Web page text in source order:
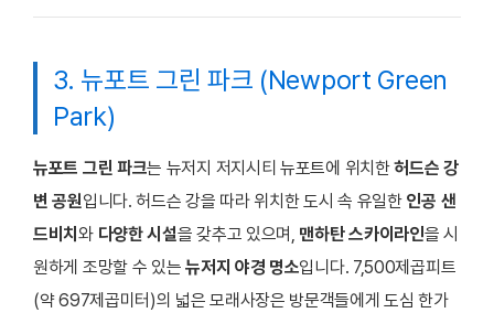
3. 뉴포트 그린 파크 (Newport Green
Park)
뉴포트 그린 파크는 뉴저지 저지시티 뉴포트에 위치한허드슨 강
변 공원입니다. 허드슨 강을 따라 위치한 도시 속 유일한 인공 샌
드비치와 다양한 시설을 갖추고 있으며, 맨하탄 스카이라인을 시
원하게 조망할 수 있는뉴저지 야경 명소입니다. 7,500제곱피트
(약 697제곱미터)의 넓은 모래사장은 방문객들에게 도심 한가